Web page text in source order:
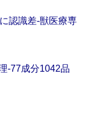
認識差‐獣医療専
‐77成分1042品